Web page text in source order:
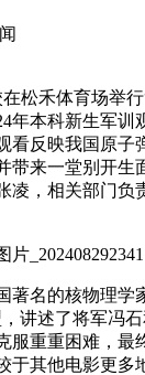
松禾体育场举
本科新生军训
看反映我国原子
来一堂别开生
凌，相关部门负
著名的核物理学
讲述了将军冯
服重重困难，最
于其他电影更多